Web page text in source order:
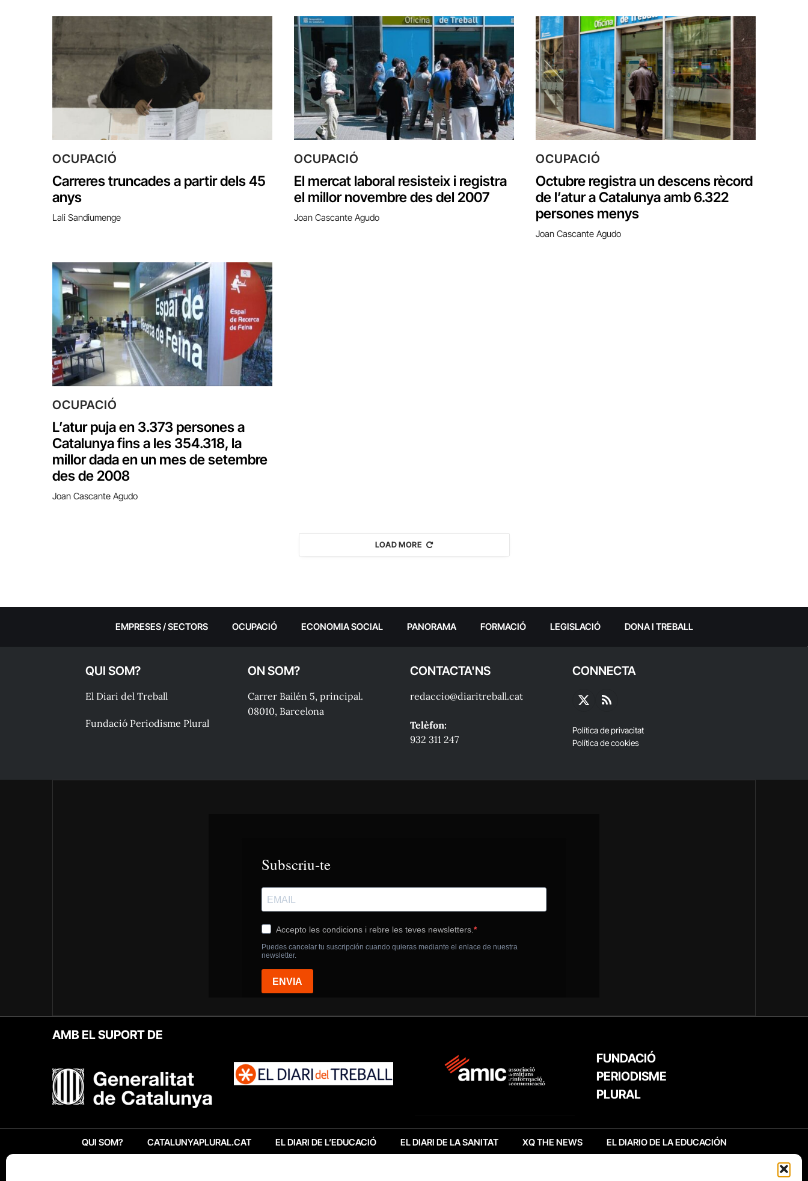
OCUPACIÓ
Carreres truncades a partir dels 45
anys
Lali Sandiumenge
OCUPACIÓ
El mercat laboral resisteix i registra
el millor novembre des del 2007
Joan Cascante Agudo
OCUPACIÓ
Octubre registra un descens rècord
de l’atur a Catalunya amb 6.322
persones menys
Joan Cascante Agudo
OCUPACIÓ
L’atur puja en 3.373 persones a
Catalunya fins a les 354.318, la
millor dada en un mes de setembre
des de 2008
Joan Cascante Agudo
LOAD MORE
EMPRESES / SECTORS OCUPACIÓ ECONOMIA SOCIAL PANORAMA FORMACIÓ LEGISLACIÓ DONA I TREBALL
QUI SOM?
El Diari del Treball
Fundació Periodisme Plural
ON SOM?
Carrer Bailén 5, principal.
08010, Barcelona
CONTACTA'NS
redaccio@diaritreball.cat
Telèfon:
932 311 247
CONNECTA
X
RSS
Política de privacitat
Política de cookies
AMB EL SUPORT DE
FUNDACIÓ
PERIODISME
PLURAL
QUI SOM? CATALUNYAPLURAL.CAT EL DIARI DE L’EDUCACIÓ EL DIARI DE LA SANITAT XQ THE NEWS EL DIARIO DE LA EDUCACIÓN